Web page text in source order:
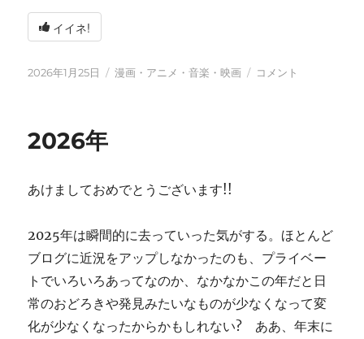
イイネ!
投
2026年1月25日
カ
漫画・アニメ・音楽・映画
tn-
コメント
2026年
あけましておめでとうございます!!
2025年は瞬間的に去っていった気がする。ほとんど
ブログに近況をアップしなかったのも、プライベー
トでいろいろあってなのか、なかなかこの年だと日
常のおどろきや発見みたいなものが少なくなって変
化が少なくなったからかもしれない? ああ、年末に